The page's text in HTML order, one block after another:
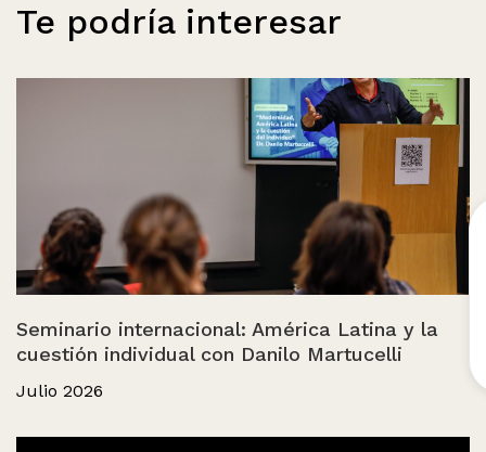
Te podría interesar
Seminario internacional: América Latina y la
cuestión individual con Danilo Martucelli
Julio 2026